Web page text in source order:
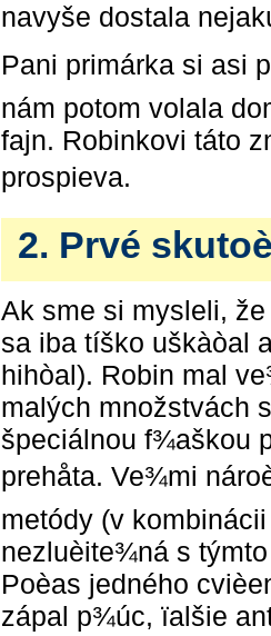
navyše dostala
Pani primárka si asi
nám potom volala
fajn. Robinkovi táto
prospieva.
2. Prvé
Ak sme si mysleli,
sa iba tíško uškàòal
hihòal). Robin mal
malých množstvách
špeciálnou f¾aškou
prehåta. Ve¾mi
metódy (v
nezluèite¾ná s
Poèas jedného
zápal p¾úc, ïalšie